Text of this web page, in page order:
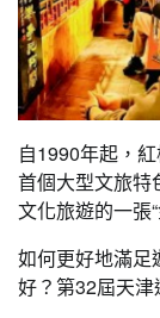
自1990年起，
首個大型文旅特
文化旅遊的一張
如何更好地滿足
好？第32屆天津